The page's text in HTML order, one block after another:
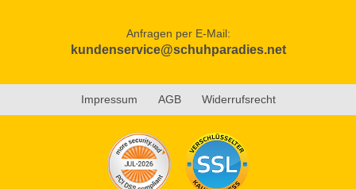
Anfragen per E-Mail:
kundenservice@schuhparadies.net
Impressum AGB Widerrufsrecht